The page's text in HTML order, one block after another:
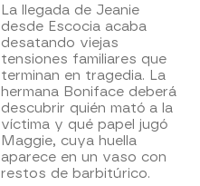
La llegada de Jeanie
desde Escocia acaba
desatando viejas
tensiones familiares que
terminan en tragedia. La
hermana Boniface deberá
descubrir quién mató a la
víctima y qué papel jugó
Maggie, cuya huella
aparece en un vaso con
restos de barbitúrico.